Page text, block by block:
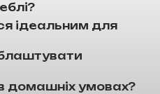
ідеальним для
домашніх умовах?